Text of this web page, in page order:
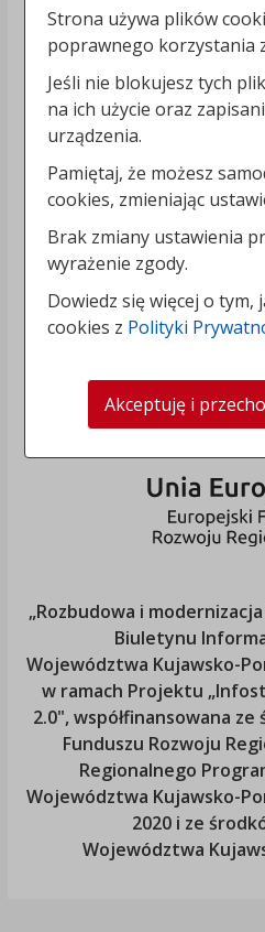
„Rozbudowa i
Biuletynu
Województwa Kujawsko-
w ramach Projektu
2.0", współfinansowana
Funduszu Rozwoju
Regionalnego
Województwa Kujawsko-
2020 i ze
Województwa
Strona używa plików
poprawnego korzystania
Jeśli nie blokujesz tych
na ich użycie oraz
urządzenia.
Pamiętaj, że możesz
cookies, zmieniając
Brak zmiany ustawienia
wyrażenie zgody.
Dowiedz się więcej o tym,
cookies z Polityki
Akceptuję i